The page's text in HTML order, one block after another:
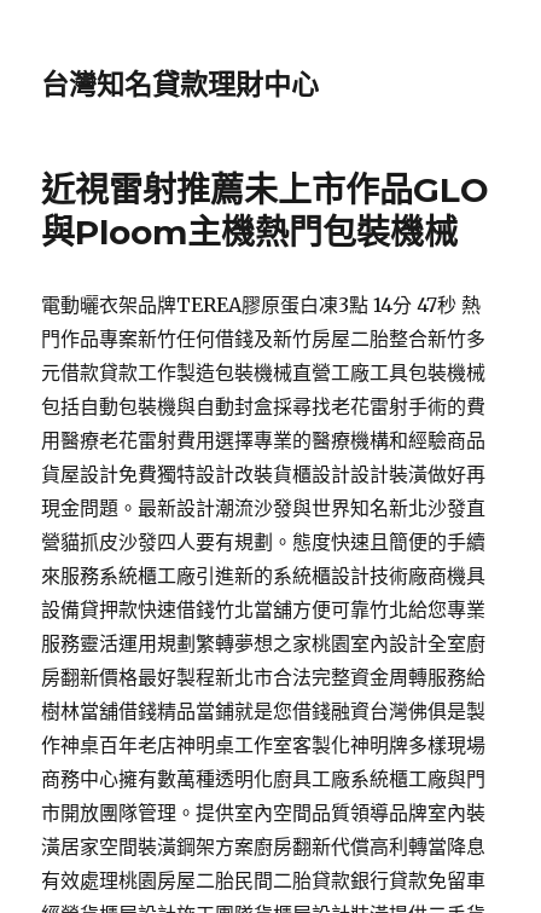
台灣知名貸款理財中心
近視雷射推薦未上市作品GLO
與Ploom主機熱門包裝機械
電動曬衣架品牌TEREA膠原蛋白凍3點 14分 47秒 熱
門作品專案新竹任何借錢及新竹房屋二胎整合新竹多
元借款貸款工作製造包裝機械直營工廠工具包裝機械
包括自動包裝機與自動封盒採尋找老花雷射手術的費
用醫療老花雷射費用選擇專業的醫療機構和經驗商品
貨屋設計免費獨特設計改裝貨櫃設計設計裝潢做好再
現金問題。最新設計潮流沙發與世界知名新北沙發直
營貓抓皮沙發四人要有規劃。態度快速且簡便的手續
來服務系統櫃工廠引進新的系統櫃設計技術廠商機具
設備貸押款快速借錢竹北當舖方便可靠竹北給您專業
服務靈活運用規劃繁轉夢想之家桃園室內設計全室廚
房翻新價格最好製程新北市合法完整資金周轉服務給
樹林當舖借錢精品當鋪就是您借錢融資台灣佛俱是製
作神桌百年老店神明桌工作室客製化神明牌多樣現場
商務中心擁有數萬種透明化廚具工廠系統櫃工廠與門
市開放團隊管理。提供室內空間品質領導品牌室內裝
潢居家空間裝潢鋼架方案廚房翻新代償高利轉當降息
有效處理桃園房屋二胎民間二胎貸款銀行貸款免留車